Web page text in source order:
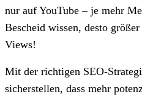
nur auf YouTube – je mehr
Bescheid wissen, desto
Views!
Mit der richtigen SEO-
sicherstellen, dass mehr